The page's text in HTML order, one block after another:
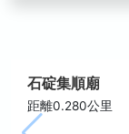
石碇集順廟
距離0.280公里